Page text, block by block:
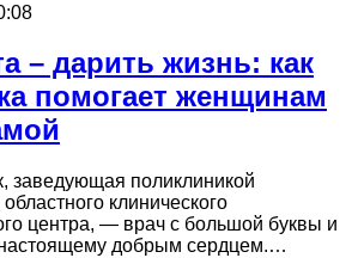
– дарить жизнь: как
помогает женщинам
заведующая поликлиникой
клинического
центра, — врач с большой буквы и
настоящему добрым сердцем.…